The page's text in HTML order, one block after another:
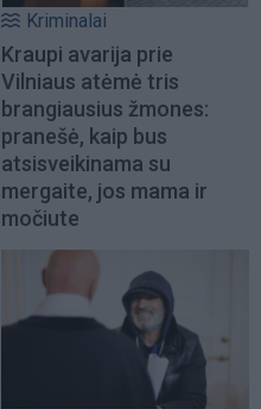
Kriminalai
Kraupi avarija prie
Vilniaus atėmė tris
brangiausius žmones:
pranešė, kaip bus
atsisveikinama su
mergaite, jos mama ir
močiute